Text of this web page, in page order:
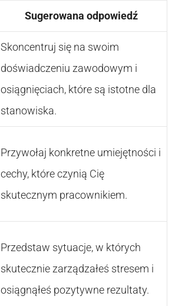
Sugerowana odpowiedź
Skoncentruj się na swoim
doświadczeniu zawodowym i
osiągnięciach, które są istotne dla
stanowiska.
Przywołaj konkretne umiejętności i
cechy, które czynią Cię
skutecznym pracownikiem.
Przedstaw sytuacje, w których
skutecznie zarządzałeś stresem i
osiągnąłeś pozytywne rezultaty.